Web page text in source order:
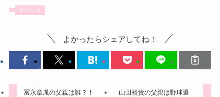
イベント
よかったらシェアしてね！
冨永章胤の父親は誰？！
山田裕貴の父親は野球選